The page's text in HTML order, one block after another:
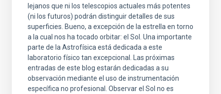
lejanos que ni los telescopios actuales más potentes
(ni los futuros) podrán distinguir detalles de sus
superficies. Bueno, a excepción de la estrella en torno
a la cual nos ha tocado orbitar: el Sol. Una importante
parte de la Astrofísica está dedicada a este
laboratorio físico tan excepcional. Las próximas
entradas de este blog estarán dedicadas a su
observación mediante el uso de instrumentación
específica no profesional. Observar el Sol no es